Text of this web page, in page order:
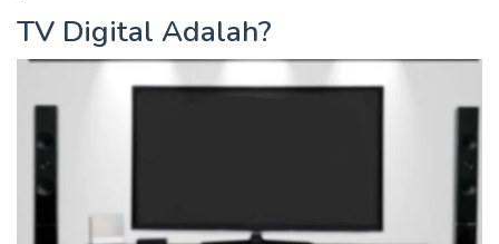
TV Digital Adalah?